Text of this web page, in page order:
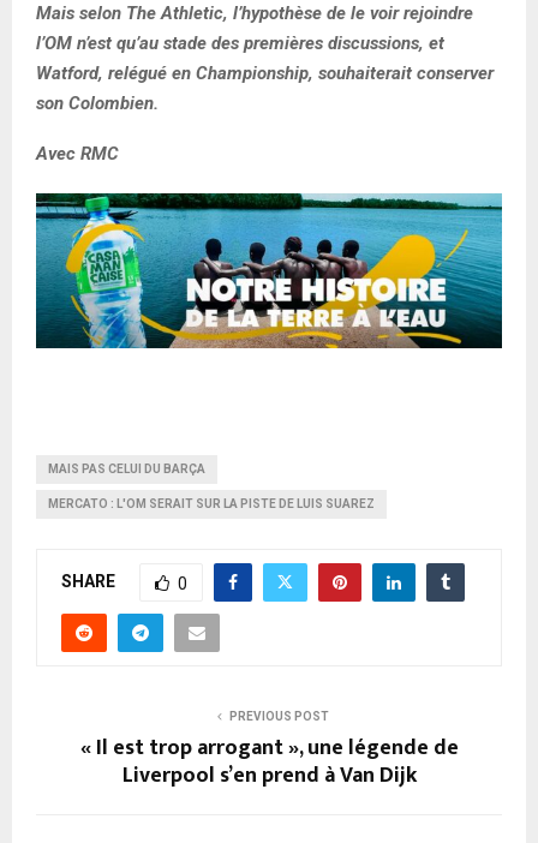
Mais selon The Athletic, l’hypothèse de le voir rejoindre
l’OM n’est qu’au stade des premières discussions, et
Watford, relégué en Championship, souhaiterait conserver
son Colombien.
Avec RMC
MAIS PAS CELUI DU BARÇA
MERCATO : L'OM SERAIT SUR LA PISTE DE LUIS SUAREZ
SHARE 0
PREVIOUS POST
« Il est trop arrogant », une légende de
Liverpool s’en prend à Van Dijk